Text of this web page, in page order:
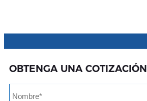
OBTENGA UNA COTIZACIÓN